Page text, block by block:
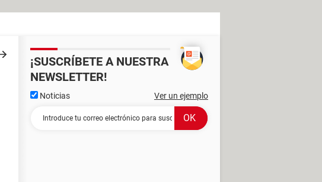
¡SUSCRÍBETE A NUESTRA
NEWSLETTER!
Noticias Ver un ejemplo